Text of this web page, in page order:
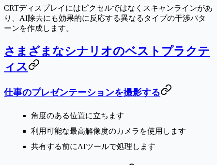
CRTディスプレイにはピクセルではなくスキャンラインがあ
り、AI除去にも効果的に反応する異なるタイプの干渉パタ
ーンを作成します。
さまざまなシナリオのベストプラクテ
ィス
仕事のプレゼンテーションを撮影する
角度のある位置に立ちます
利用可能な最高解像度のカメラを使用します
共有する前にAIツールで処理します